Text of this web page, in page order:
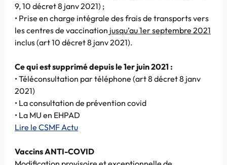
9, 10 décret 8 janv 2021) ;
• Prise en charge intégrale des frais de transports vers
les centres de vaccination jusqu’au 1er septembre 2021
inclus (art 10 décret 8 janv 2021).
Ce qui est supprimé depuis le 1er juin 2021 :
• Téléconsultation par téléphone (art 8 décret 8 janv
2021)
• La consultation de prévention covid
• La MU en EHPAD
Lire le CSMF Actu
Vaccins ANTI-COVID